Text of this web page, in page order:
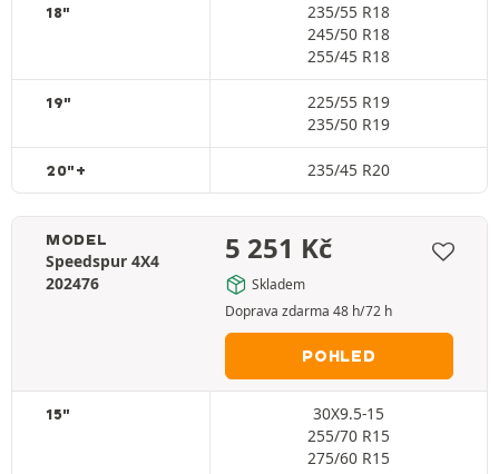
18"
235/55 R18
245/50 R18
255/45 R18
19"
225/55 R19
235/50 R19
20"+ 235/45 R20
MODEL
Speedspur 4X4
202476
5 251 Kč
Skladem
Doprava zdarma 48 h/72 h
POHLED
15"
30X9.5-15
255/70 R15
275/60 R15